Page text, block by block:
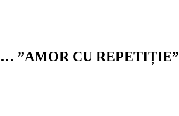
”AMOR CU REPETIȚIE”